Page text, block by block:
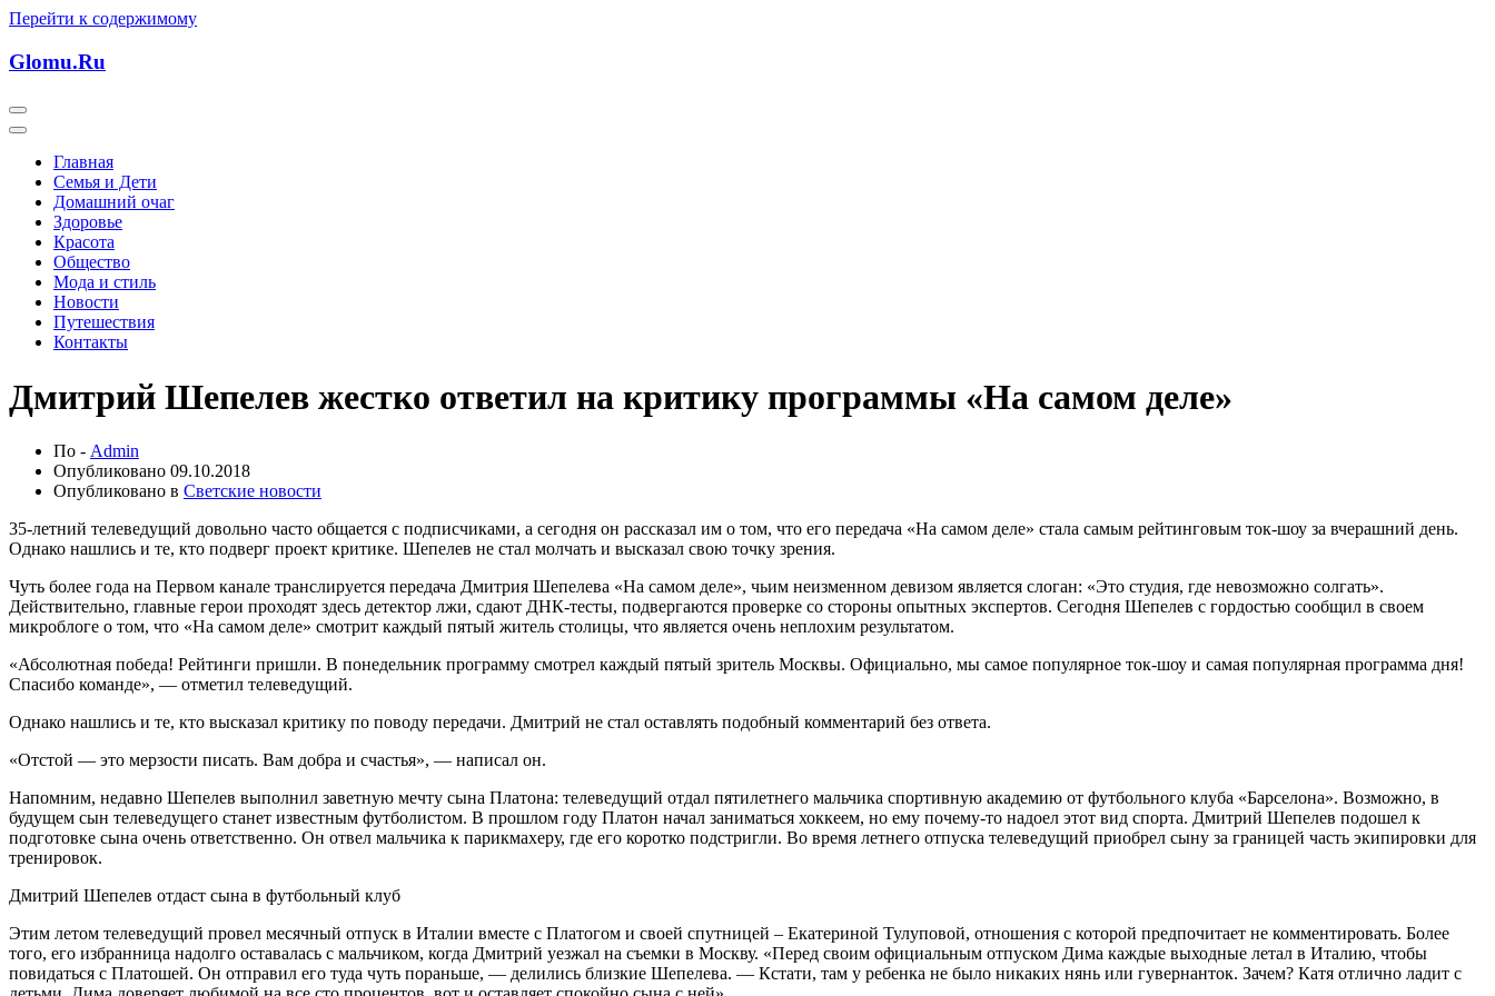
Перейти к содержимому
Glomu.Ru
Главная
Семья и Дети
Домашний очаг
Здоровье
Красота
Общество
Мода и стиль
Новости
Путешествия
Контакты
Дмитрий Шепелев жестко ответил на критику программы «На самом деле»
По - Admin
Опубликовано 09.10.2018
Опубликовано в Светские новости
35-летний телеведущий довольно часто общается с подписчиками, а сегодня он рассказал им о том, что его передача «На самом деле» стала самым рейтинговым ток-шоу за вчерашний день.
Однако нашлись и те, кто подверг проект критике. Шепелев не стал молчать и высказал свою точку зрения.
Чуть более года на Первом канале транслируется передача Дмитрия Шепелева «На самом деле», чьим неизменном девизом является слоган: «Это студия, где невозможно солгать».
Действительно, главные герои проходят здесь детектор лжи, сдают ДНК-тесты, подвергаются проверке со стороны опытных экспертов. Сегодня Шепелев с гордостью сообщил в своем
микроблоге о том, что «На самом деле» смотрит каждый пятый житель столицы, что является очень неплохим результатом.
«Абсолютная победа! Рейтинги пришли. В понедельник программу смотрел каждый пятый зритель Москвы. Официально, мы самое популярное ток-шоу и самая популярная программа дня!
Спасибо команде», — отметил телеведущий.
Однако нашлись и те, кто высказал критику по поводу передачи. Дмитрий не стал оставлять подобный комментарий без ответа.
«Отстой — это мерзости писать. Вам добра и счастья», — написал он.
Напомним, недавно Шепелев выполнил заветную мечту сына Платона: телеведущий отдал пятилетнего мальчика спортивную академию от футбольного клуба «Барселона». Возможно, в
будущем сын телеведущего станет известным футболистом. В прошлом году Платон начал заниматься хоккеем, но ему почему-то надоел этот вид спорта. Дмитрий Шепелев подошел к
подготовке сына очень ответственно. Он отвел мальчика к парикмахеру, где его коротко подстригли. Во время летнего отпуска телеведущий приобрел сыну за границей часть экипировки для
тренировок.
Дмитрий Шепелев отдаст сына в футбольный клуб
Этим летом телеведущий провел месячный отпуск в Италии вместе с Платогом и своей спутницей – Екатериной Тулуповой, отношения с которой предпочитает не комментировать. Более
того, его избранница надолго оставалась с мальчиком, когда Дмитрий уезжал на съемки в Москву. «Перед своим официальным отпуском Дима каждые выходные летал в Италию, чтобы
повидаться с Платошей. Он отправил его туда чуть пораньше, — делились близкие Шепелева. — Кстати, там у ребенка не было никаких нянь или гувернанток. Зачем? Катя отлично ладит с